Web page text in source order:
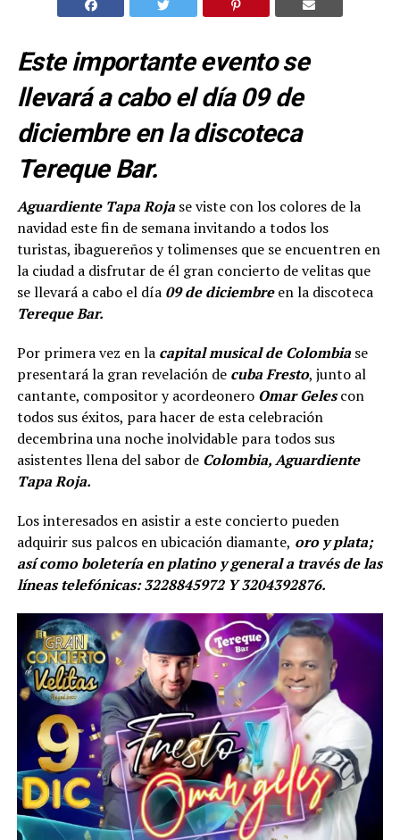
Este importante evento se
llevará a cabo el día 09 de
diciembre en la discoteca
Tereque Bar.
Aguardiente Tapa Rojase viste con los colores de la
navidad este fin de semana invitando a todos los
turistas, ibaguereños y tolimenses que se encuentren en
la ciudad a disfrutar de él gran concierto de velitas que
se llevará a cabo el día 09 de diciembreen la discoteca
Tereque Bar.
Por primera vez en lacapital musical de Colombiase
presentará la gran revelación decuba Fresto, junto al
cantante, compositor y acordeoneroOmar Gelescon
todos sus éxitos, para hacer de esta celebración
decembrina una noche inolvidable para todos sus
asistentes llena del sabor de Colombia, Aguardiente
Tapa Roja.
Los interesados en asistir a este concierto pueden
adquirir sus palcos en ubicación diamante, oro y plata;
así como boletería en platino y general a través de las
líneas telefónicas: 3228845972 Y 3204392876.